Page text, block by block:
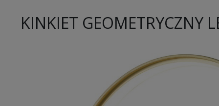
KINKIET GEOMETRYCZNY